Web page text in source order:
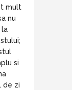
mult
nu
la
si
de zi